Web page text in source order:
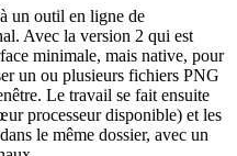
un outil en ligne de
Avec la version 2 qui est
minimale, mais native, pour
un ou plusieurs fichiers PNG
Le travail se fait ensuite
processeur disponible) et les
le même dossier, avec un